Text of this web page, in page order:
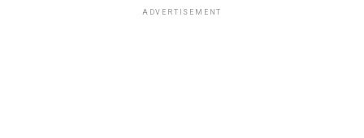
ADVERTISEMENT